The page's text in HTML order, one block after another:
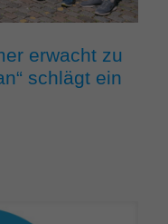
erwacht zu
schlägt ein